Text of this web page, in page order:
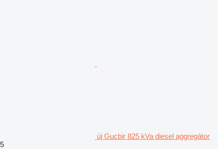
új Gucbir 825 kVa diesel aggregátor
5